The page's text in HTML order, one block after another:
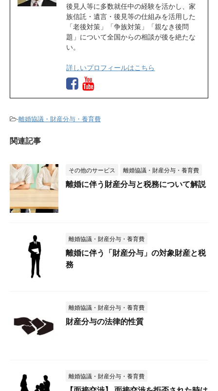
後見人等に多数就任中の経験を活かし、家
族信託・遺言・後見等の仕組みを活用した
「老後対策」「争族対策」「親なき後問
題」について全国からの相談が後を絶たな
い。
詳しいプロフィールはこちら
-離婚協議・財産分与・養育費
関連記事
その他のサービス 離婚協議・財産分与・養育費
離婚に伴う財産分与と税務について解説
離婚協議・財産分与・養育費
離婚に伴う「財産分与」の対象財産と税
務
離婚協議・財産分与・養育費
財産分与の法律的性質
離婚協議・財産分与・養育費